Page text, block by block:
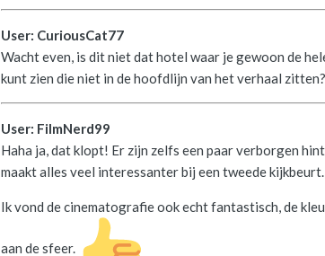
User: CuriousCat77
Wacht even, is dit niet dat hotel waar je gewoon de
kunt zien die niet in de hoofdlijn van het verhaal
User: FilmNerd99
Haha ja, dat klopt! Er zijn zelfs een paar verborgen
maakt alles veel interessanter bij een tweede
Ik vond de cinematografie ook echt fantastisch, de
aan de sfeer.